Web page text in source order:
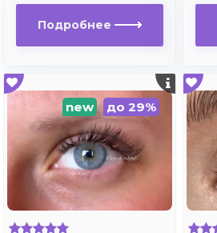
Подробнее
new до 29%